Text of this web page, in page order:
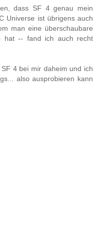
dass SF 4 genau mein
Universe ist übrigens auch
man eine überschaubare
hat -- fand ich auch recht
4 bei mir daheim und ich
also ausprobieren kann